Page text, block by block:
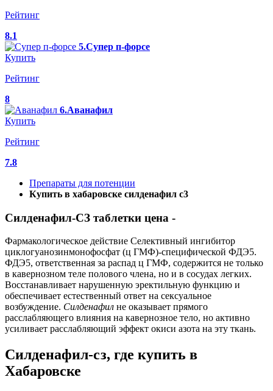
Рейтинг
8.1
5.Супер п-форсе
Купить
Рейтинг
8
6.Аванафил
Купить
Рейтинг
7.8
Препараты для потенции
Купить в хабаровске силденафил с3
Силденафил-СЗ таблетки цена -
Фармакологическое действие Селективный ингибитор
циклогуанозинмонофосфат (ц ГМФ)-специфической ФДЭ5.
ФДЭ5, ответственная за распад ц ГМФ, содержится не только
в кавернозном теле полового члена, но и в сосудах легких.
Восстанавливает нарушенную эректильную функцию и
обеспечивает естественный ответ на сексуальное
возбуждение. Силденафил не оказывает прямого
расслабляющего влияния на кавернозное тело, но активно
усиливает расслабляющий эффект окиси азота на эту ткань.
Силденафил-сз, где купить в
Хабаровске